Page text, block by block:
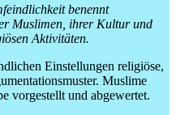
benennt
Muslimen, ihrer Kultur und
Aktivitäten.
Einstellungen religiöse,
Muslime
vorgestellt und abgewertet.